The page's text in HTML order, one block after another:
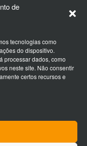
de
tecnologias como
do dispositivo.
processar dados, como
neste site. Não consentir
certos recursos e